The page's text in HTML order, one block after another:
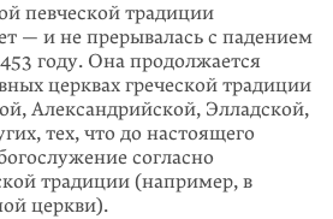
певческой традиции
— и не прерывалась с падением
году. Она продолжается
церквах греческой традиции
Александрийской, Элладской,
тех, что до настоящего
согласно
традиции (например, в
церкви).